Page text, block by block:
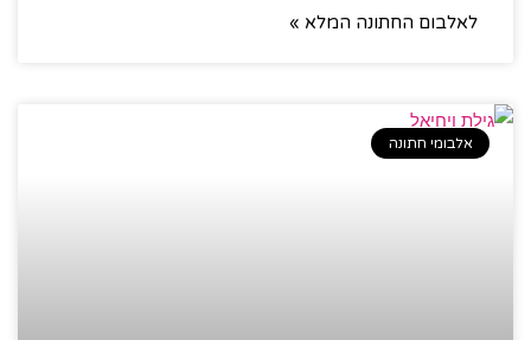
לאלבום החתונה המלא »
אלבומי חתונה